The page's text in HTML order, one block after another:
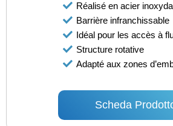
Réalisé en acier
Barrière infranchissable
Idéal pour les accès à
Structure rotative
Adapté aux zones
Scheda